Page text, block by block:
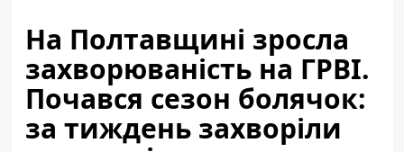
На Полтавщині зросла
захворюваність на ГРВІ.
Почався сезон болячок:
за тиждень захворіли